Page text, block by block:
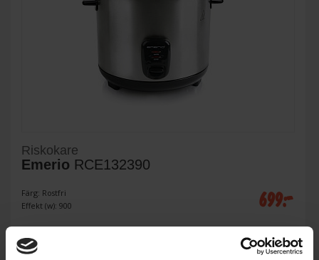
Riskokare
Emerio RCE132390
Färg: Rostfri
Effekt (w): 900
699:-